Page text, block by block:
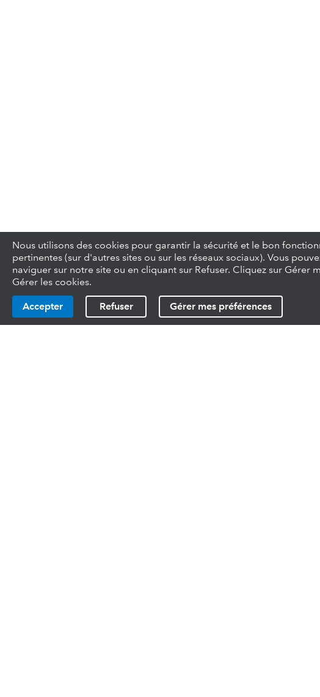
Nous utilisons des cookies pour garantir la sécurité et le bon
pertinentes (sur d'autres sites ou sur les réseaux sociaux). Vous
naviguer sur notre site ou en cliquant sur Refuser. Cliquez sur
Gérer les cookies.
Accepter Refuser Gérer mes préférences